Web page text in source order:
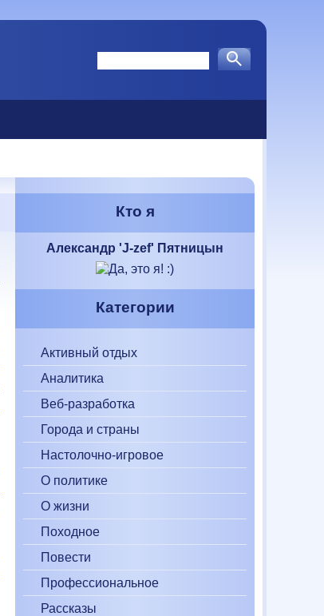
Кто я
Александр 'J-zef' Пятницын
Категории
Активный отдых
Аналитика
Веб-разработка
Города и страны
Настолочно-игровое
О политике
О жизни
Походное
Повести
Профессиональное
Рассказы